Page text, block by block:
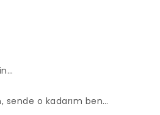
sende o kadarım ben…